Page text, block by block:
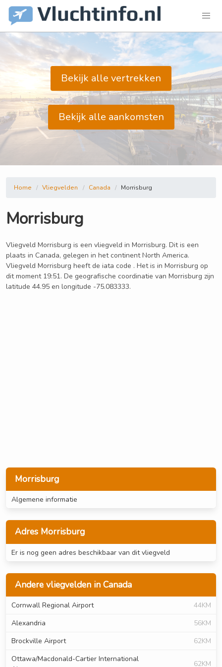
Bekijk alle vertrekken
Bekijk alle aankomsten
Morrisburg
Algemene informatie
Adres Morrisburg
Er is nog geen adres beschikbaar van dit vliegveld
Andere vliegvelden in Canada
Cornwall Regional Airport
44KM
Alexandria
56KM
Brockville Airport
62KM
Ottawa/Macdonald-Cartier International
62KM
Home Vliegvelden Canada Morrisburg
Morrisburg
Vliegveld Morrisburg is een vliegveld in Morrisburg. Dit is een
plaats in Canada, gelegen in het continent North America.
Vliegveld Morrisburg heeft de iata code . Het is in Morrisburg op
dit moment 19:51. De geografische coordinatie van Morrisburg zijn
latitude 44.95 en longitude -75.083333.